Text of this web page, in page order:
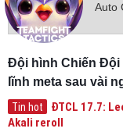
Auto
Đội hình Chiến Đội
lĩnh meta sau vài
Tin hot
ĐTCL 17.7:
Akali reroll